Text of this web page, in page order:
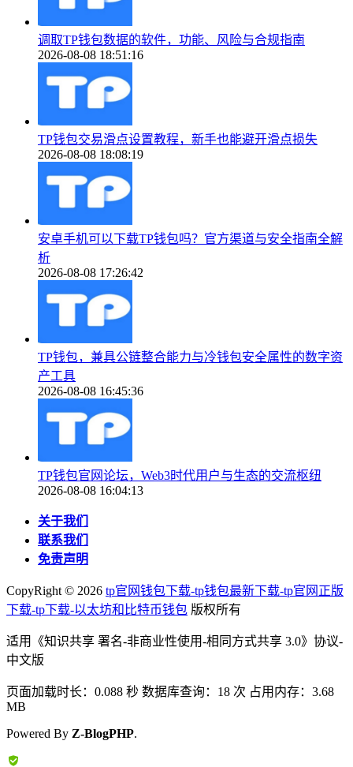
调取TP钱包数据的软件，功能、风险与合规指南
2026-08-08 18:51:16
TP钱包交易滑点设置教程，新手也能避开滑点损失
2026-08-08 18:08:19
安卓手机可以下载TP钱包吗？官方渠道与安全指南全解
析
2026-08-08 17:26:42
TP钱包，兼具公链整合能力与冷钱包安全属性的数字资
产工具
2026-08-08 16:45:36
TP钱包官网论坛，Web3时代用户与生态的交流枢纽
2026-08-08 16:04:13
关于我们
联系我们
免责声明
CopyRight © 2026 tp官网钱包下载-tp钱包最新下载-tp官网正版
下载-tp下载-以太坊和比特币钱包 版权所有
适用《知识共享 署名-非商业性使用-相同方式共享 3.0》协议-
中文版
页面加载时长：0.088 秒 数据库查询：18 次 占用内存：3.68
MB
Powered By Z-BlogPHP.